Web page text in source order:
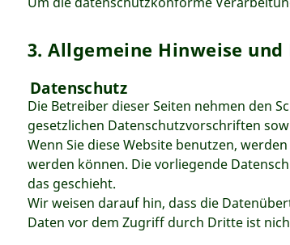
3. Allgemeine Hinweise
Datenschutz
Die Betreiber dieser Seiten nehmen den
gesetzlichen Datenschutzvorschriften
Wenn Sie diese Website benutzen,
werden können. Die vorliegende
das geschieht.
Wir weisen darauf hin, dass die
Daten vor dem Zugriff durch Dritte ist